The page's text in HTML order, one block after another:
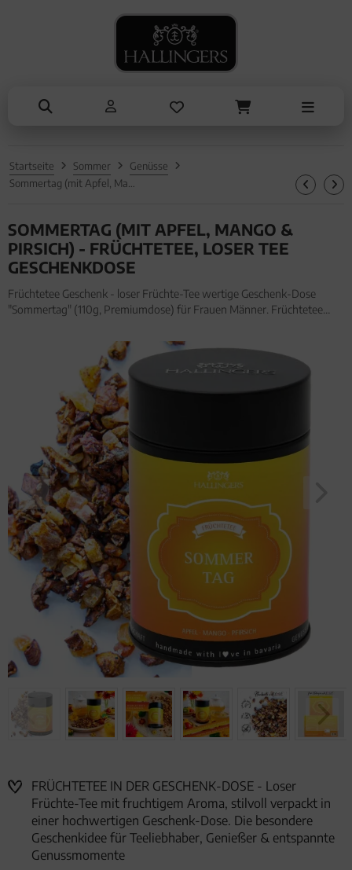
Startseite Sommer
Genüsse
SOMMERTAG (MIT APFEL, MANGO &
PIRSICH) - FRÜCHTETEE, LOSER TEE
GESCHENKDOSE
Früchtetee Geschenk - loser Früchte-Tee wertige Geschenk-Dose
"Sommertag" (110g, Premiumdose) für Frauen Männer. Früchtetee
(110g, Premiumdose) für Frauen Männer
FRÜCHTETEE IN DER GESCHENK-DOSE - Loser
Früchte-Tee mit fruchtigem Aroma, stilvoll verpackt in
einer hochwertigen Geschenk-Dose. Die besondere
Geschenkidee für Teeliebhaber, Genießer & entspannte
Genussmomente
TRINKEN
ALLES ANZEIGEN AUS TRINKEN
Kaffee
NASCHEN
ALLES ANZEIGEN AUS NASCHEN
Pralinen
Müsli
KOCHEN
Essig & Öl
Brot & Pasta
ANLÄSSE
ALLES ANZEIGEN AUS ANLÄSSE
Kleine Aufmerksamkeiten
Ostern
Valentinstag
Weihnachten
Liebe & Hochzeit